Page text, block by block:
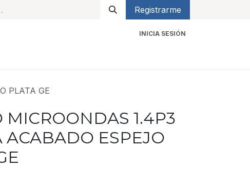
Registrarme
INICIA SESIÓN
PLATA GE
MICROONDAS 1.4P3
ACABADO ESPEJO